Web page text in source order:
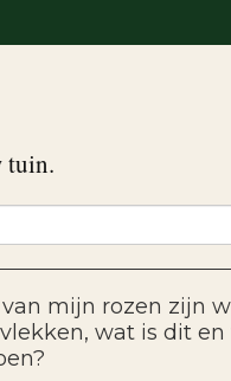
tuin.
mijn rozen zijn
wat is dit